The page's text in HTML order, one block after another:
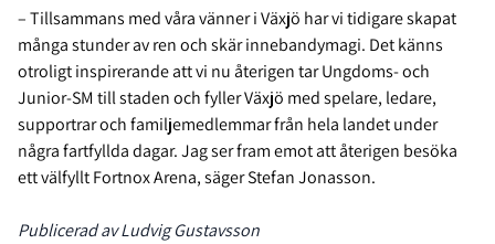
– Tillsammans med våra vänner i Växjö har vi tidigare skapat
många stunder av ren och skär innebandymagi. Det känns
otroligt inspirerande att vi nu återigen tar Ungdoms- och
Junior-SM till staden och fyller Växjö med spelare, ledare,
supportrar och familjemedlemmar från hela landet under
några fartfyllda dagar. Jag ser fram emot att återigen besöka
ett välfyllt Fortnox Arena, säger Stefan Jonasson.
Publicerad av Ludvig Gustavsson